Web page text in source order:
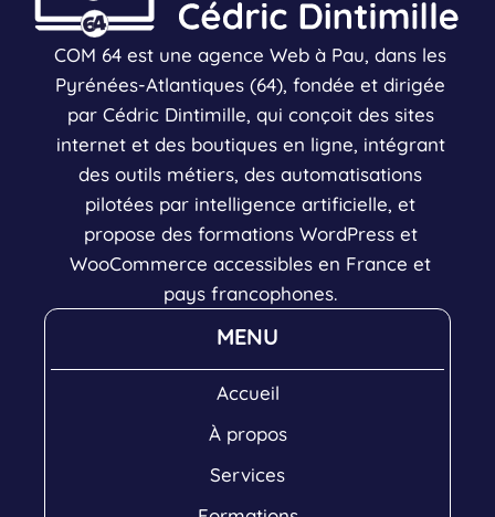
COM 64 est une agence Web à Pau, dans les
Pyrénées-Atlantiques (64), fondée et dirigée
par Cédric Dintimille, qui conçoit des sites
internet et des boutiques en ligne, intégrant
des outils métiers, des automatisations
pilotées par intelligence artificielle, et
propose des formations WordPress et
WooCommerce accessibles en France et
pays francophones.
MENU
Accueil
À propos
Services